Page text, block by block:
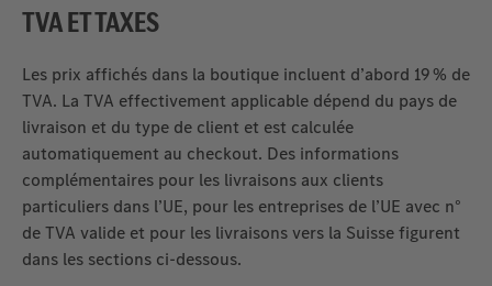
TVA ET TAXES
Les prix affichés dans la boutique incluent d’abord 19 % de
TVA. La TVA effectivement applicable dépend du pays de
livraison et du type de client et est calculée
automatiquement au checkout. Des informations
complémentaires pour les livraisons aux clients
particuliers dans l’UE, pour les entreprises de l’UE avec n°
de TVA valide et pour les livraisons vers la Suisse figurent
dans les sections ci‑dessous.